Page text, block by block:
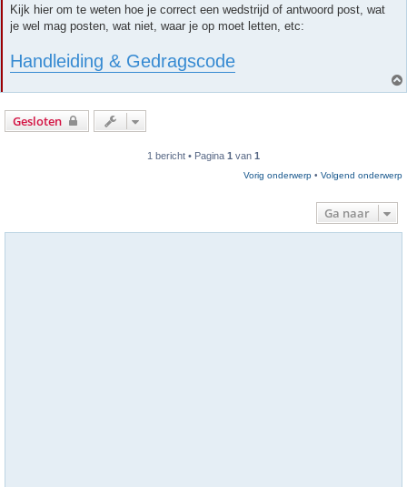
r
i
c
Kijk hier om te weten hoe je correct een wedstrijd of antwoord post, wat
je wel mag posten, wat niet, waar je op moet letten, etc:
Handleiding & Gedragscode
Gesloten
1 bericht • Pagina 1 van 1
Vorig onderwerp • Volgend onderwerp
Ga naar